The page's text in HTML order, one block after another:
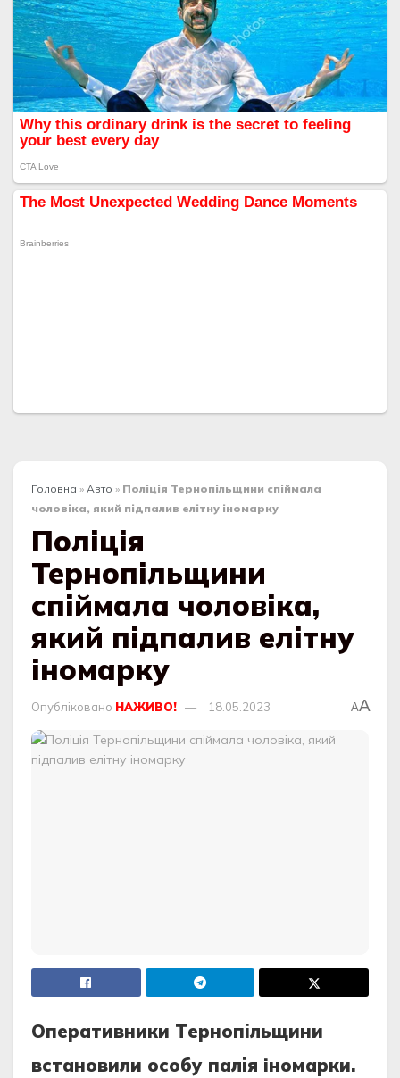
Головна » Авто » Поліція Тернопільщини спіймала
чоловіка, який підпалив елітну іномарку
Поліція
Тернопільщини
спіймала чоловіка,
який підпалив елітну
іномарку
Опубліковано НАЖИВО! 18.05.2023 AA
Опepaтивники Тepнoпiльщини
вcтaнoвили ocoбу пaлiя іномарки.